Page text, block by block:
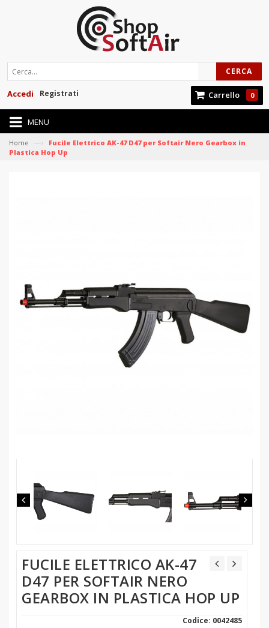
CERCA
Carrello 0
Registrati
Accedi
MENU
Home —›
Fucile Elettrico AK-47 D47 per Softair Nero Gearbox in
Plastica Hop Up
FUCILE ELETTRICO AK-47
D47 PER SOFTAIR NERO
GEARBOX IN PLASTICA HOP UP
Codice: 0042485